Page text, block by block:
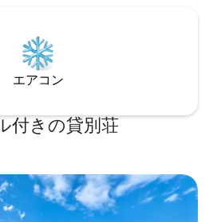
エアコン
付きの貸別荘
です。